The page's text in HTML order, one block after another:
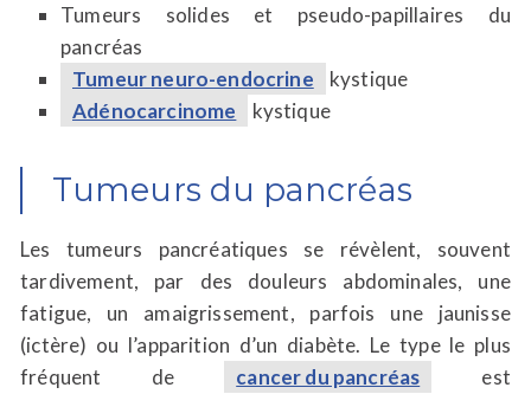
Tumeurs solides et pseudo-papillaires du
pancréas
Tumeur neuro-endocrine
kystique
Adénocarcinome
kystique
Tumeurs du pancréas
Les tumeurs pancréatiques se révèlent, souvent
tardivement, par des douleurs abdominales, une
fatigue, un amaigrissement, parfois une jaunisse
(ictère) ou l’apparition d’un diabète. Le type le plus
fréquent de
cancer du pancréas
est